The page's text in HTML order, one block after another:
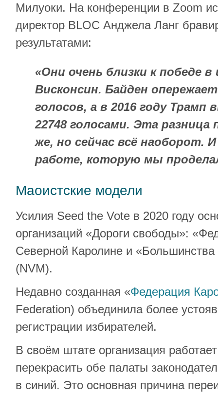
Милуоки. На конференции в Zoom
директор BLOC Анджела Ланг
результатами:
«Они очень близки к победе
Висконсин. Байден опережает
голосов, а в 2016 году
22748 голосами. Эта разница
же, но сейчас всё наоборот.
работе, которую мы
Маоистские модели
Усилия Seed the Vote в 2020 году
организаций «Дороги свободы»:
Северной Каролине и
(NVM).
Недавно созданная «Федерация
Federation) объединила более
регистрации избирателей.
В своём штате организация
перекрасить обе палаты
в синий. Это основная причина